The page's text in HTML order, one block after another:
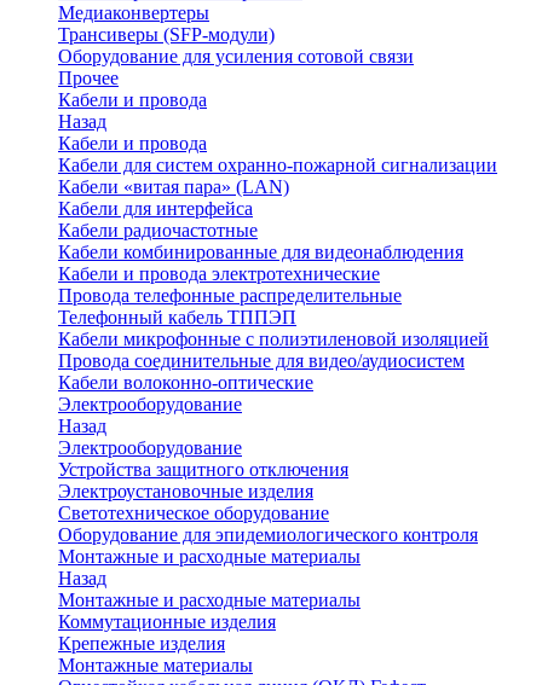
Медиаконвертеры
Трансиверы (SFP-модули)
Оборудование для усиления сотовой связи
Прочее
Кабели и провода
Назад
Кабели и провода
Кабели для систем охранно-пожарной сигнализации
Кабели «витая пара» (LAN)
Кабели для интерфейса
Кабели радиочастотные
Кабели комбинированные для видеонаблюдения
Кабели и провода электротехнические
Провода телефонные распределительные
Телефонный кабель ТППЭП
Кабели микрофонные с полиэтиленовой изоляцией
Провода соединительные для видео/аудиосистем
Кабели волоконно-оптические
Электрооборудование
Назад
Электрооборудование
Устройства защитного отключения
Электроустановочные изделия
Светотехническое оборудование
Оборудование для эпидемиологического контроля
Монтажные и расходные материалы
Назад
Монтажные и расходные материалы
Коммутационные изделия
Крепежные изделия
Монтажные материалы